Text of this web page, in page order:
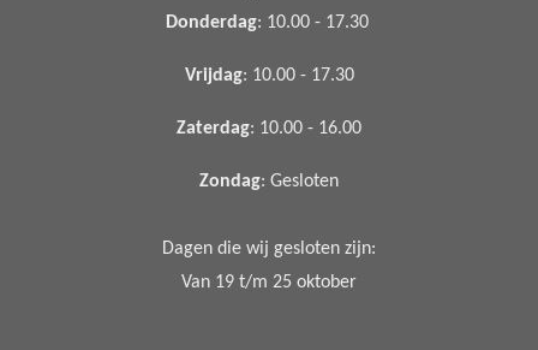
Donderdag: 10.00 - 17.30
Vrijdag: 10.00 - 17.30
Zaterdag: 10.00 - 16.00
Zondag: Gesloten
Dagen die wij gesloten zijn:
Van 19 t/m 25 oktober